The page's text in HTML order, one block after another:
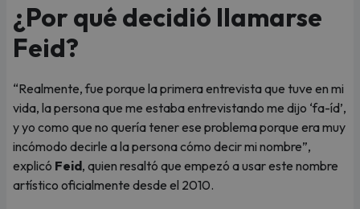
¿Por qué decidió llamarse
Feid?
“Realmente, fue porque la primera entrevista que tuve en mi
vida, la persona que me estaba entrevistando me dijo ‘fa-íd’,
y yo como que no quería tener ese problema porque era muy
incómodo decirle a la persona cómo decir mi nombre”,
explicó Feid, quien resaltó que empezó a usar este nombre
artístico oficialmente desde el 2010.